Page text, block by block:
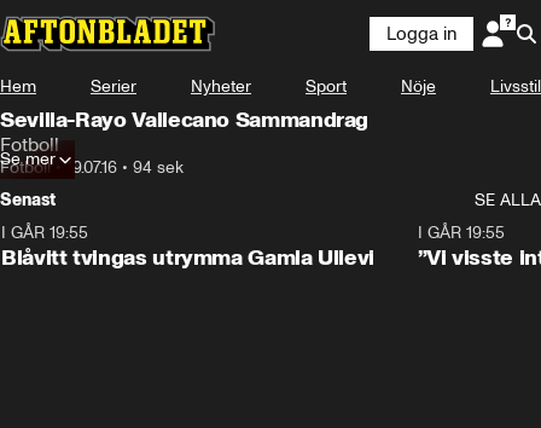
Logga in
Hem Serier Nyheter Sport Nöje Livsstil
Sevilla-Rayo Vallecano Sammandrag
Fotboll
Fotboll•19.07.16 • 94 sek
Se mer
Senast
SE ALLA
I GÅR 19:55
Blåvitt tvingas utrymma Gamla Ullevi
I GÅR 19:55
”Vi visste